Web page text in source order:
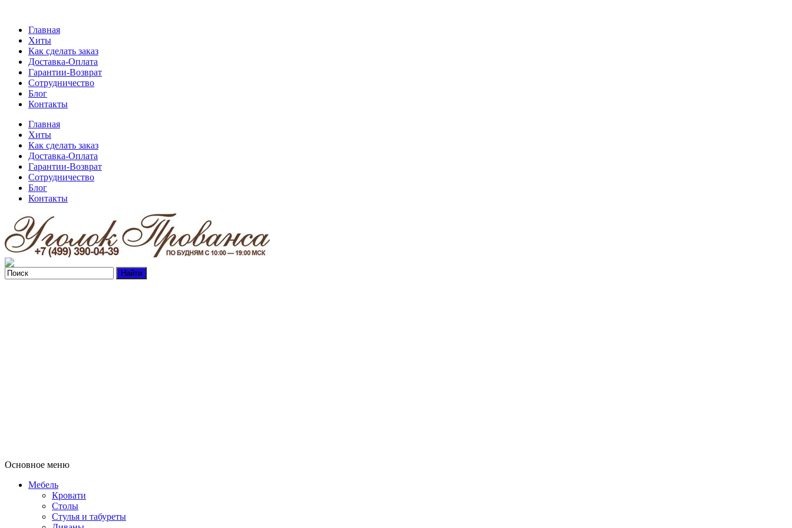
Главная
Хиты
Как сделать заказ
Доставка-Оплата
Гарантии-Возврат
Сотрудничество
Блог
Контакты
Главная
Хиты
Как сделать заказ
Доставка-Оплата
Гарантии-Возврат
Сотрудничество
Блог
Контакты
Основное меню
Мебель
Кровати
Столы
Стулья и табуреты